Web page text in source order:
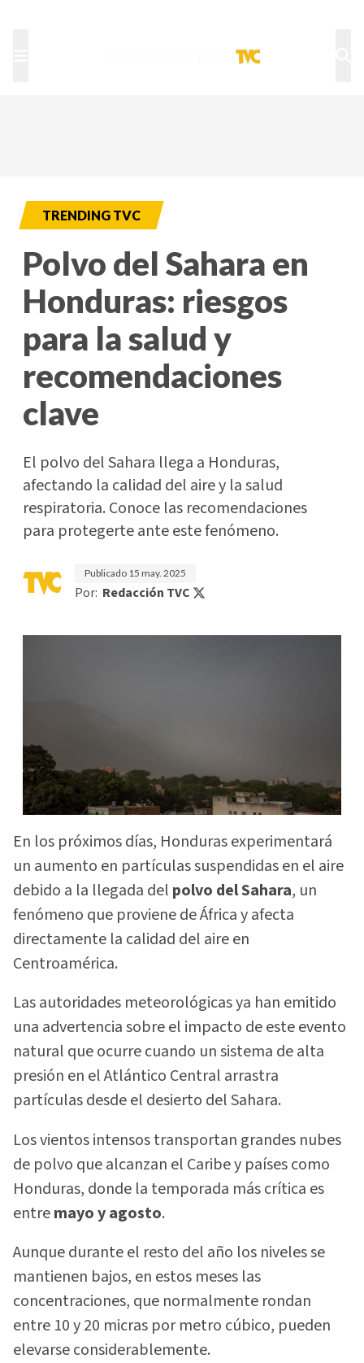
TRENDING TVC
Polvo del Sahara en
Honduras: riesgos
para la salud y
recomendaciones
clave
El polvo del Sahara llega a Honduras,
afectando la calidad del aire y la salud
respiratoria. Conoce las recomendaciones
para protegerte ante este fenómeno.
Publicado 15 may. 2025
Por: Redacción TVC
En los próximos días, Honduras experimentará
un aumento en partículas suspendidas en el aire
debido a la llegada del polvo del Sahara, un
fenómeno que proviene de África y afecta
directamente la calidad del aire en
Centroamérica.
Las autoridades meteorológicas ya han emitido
una advertencia sobre el impacto de este evento
natural que ocurre cuando un sistema de alta
presión en el Atlántico Central arrastra
partículas desde el desierto del Sahara.
Los vientos intensos transportan grandes nubes
de polvo que alcanzan el Caribe y países como
Honduras, donde la temporada más crítica es
entremayo y agosto.
Aunque durante el resto del año los niveles se
mantienen bajos, en estos meses las
concentraciones, que normalmente rondan
entre 10 y 20 micras por metro cúbico, pueden
elevarse considerablemente.